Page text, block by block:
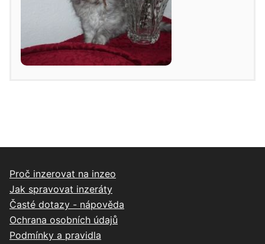
Proč inzerovat na inzeo
Jak spravovat inzeráty
Časté dotazy - nápověda
Ochrana osobních údajů
Podmínky a pravidla